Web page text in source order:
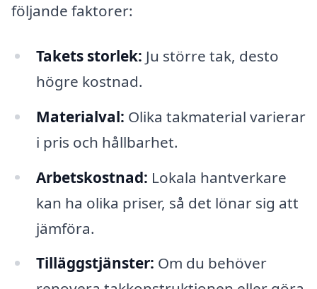
följande faktorer:
Takets storlek: Ju större tak, desto
högre kostnad.
Materialval: Olika takmaterial varierar
i pris och hållbarhet.
Arbetskostnad: Lokala hantverkare
kan ha olika priser, så det lönar sig att
jämföra.
Tilläggstjänster: Om du behöver